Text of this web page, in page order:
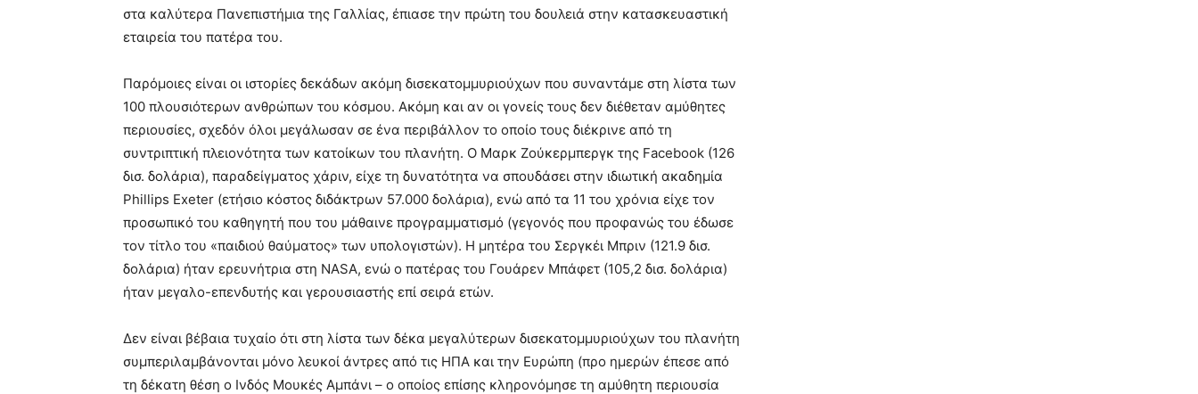
στα καλύτερα Πανεπιστήμια της Γαλλίας, έπιασε την πρώτη του δουλειά στην κατασκευαστική
εταιρεία του πατέρα του.
Παρόμοιες είναι οι ιστορίες δεκάδων ακόμη δισεκατομμυριούχων που συναντάμε στη λίστα των
100 πλουσιότερων ανθρώπων του κόσμου. Ακόμη και αν οι γονείς τους δεν διέθεταν αμύθητες
περιουσίες, σχεδόν όλοι μεγάλωσαν σε ένα περιβάλλον το οποίο τους διέκρινε από τη
συντριπτική πλειονότητα των κατοίκων του πλανήτη. Ο Μαρκ Ζούκερμπεργκ της Facebook (126
δισ. δολάρια), παραδείγματος χάριν, είχε τη δυνατότητα να σπουδάσει στην ιδιωτική ακαδημία
Phillips Exeter (ετήσιο κόστος διδάκτρων 57.000 δολάρια), ενώ από τα 11 του χρόνια είχε τον
προσωπικό του καθηγητή που του μάθαινε προγραμματισμό (γεγονός που προφανώς του έδωσε
τον τίτλο του «παιδιού θαύματος» των υπολογιστών). Η μητέρα του Σεργκέι Μπριν (121.9 δισ.
δολάρια) ήταν ερευνήτρια στη NASA, ενώ ο πατέρας του Γουάρεν Μπάφετ (105,2 δισ. δολάρια)
ήταν μεγαλο-επενδυτής και γερουσιαστής επί σειρά ετών.
Δεν είναι βέβαια τυχαίο ότι στη λίστα των δέκα μεγαλύτερων δισεκατομμυριούχων του πλανήτη
συμπεριλαμβάνονται μόνο λευκοί άντρες από τις ΗΠΑ και την Ευρώπη (προ ημερών έπεσε από
τη δέκατη θέση ο Ινδός Μουκές Αμπάνι – ο οποίος επίσης κληρονόμησε τη αμύθητη περιουσία